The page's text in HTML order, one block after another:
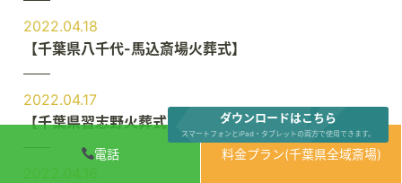
電話 料金プラン(千葉県全域斎場)
ダウンロードはこちら
スマートフォンとiPad・タブレットの両方で使用できます。
2022.04.18
【千葉県八千代-馬込斎場火葬式】
2022.04.17
【千葉県習志野火葬式】